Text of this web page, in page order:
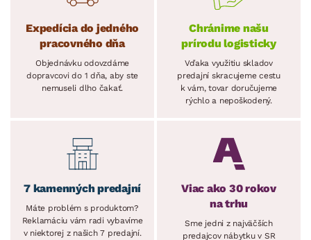
Expedícia do jedného
pracovného dňa
Objednávku odovzdáme
dopravcovi do 1 dňa, aby ste
nemuseli dlho čakať.
Chránime našu
prírodu logisticky
Vďaka využitiu skladov
predajní skracujeme cestu
k vám, tovar doručujeme
rýchlo a nepoškodený.
7 kamenných predajní
Máte problém s produktom?
Reklamáciu vám radi vybavíme
v niektorej z našich 7 predajní.
Viac ako 30 rokov
na trhu
Sme jedni z najväčších
predajcov nábytku v SR